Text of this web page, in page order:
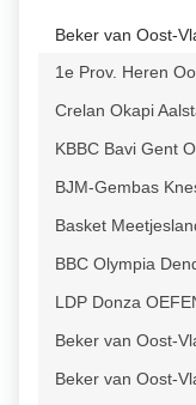
Beker van Oost-
1e Prov. Heren
Crelan Okapi
KBBC Bavi Gent
BJM-Gembas
Basket
BBC Olympia
LDP Donza
Beker van Oost-
Beker van Oost-